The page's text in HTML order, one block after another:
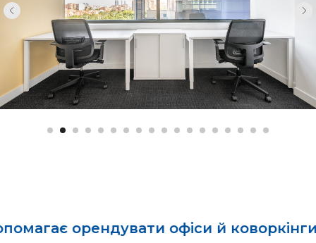
офіси й коворкінги в